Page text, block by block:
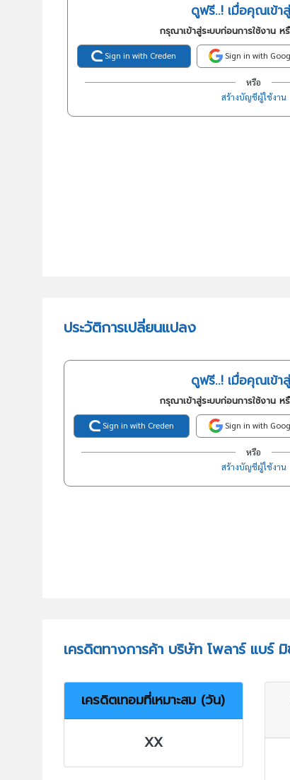
ดูฟรี..! เมื่อคุณเข้า
กรุณาเข้าสู่ระบบก่อนการใช้งาน
Sign in with Creden Sign in with
หรือ
สร้างบัญชีผู้ใช้งาน
ประวัติการเปลี่ยนแปลง
ดูฟรี..! เมื่อคุณเข้า
กรุณาเข้าสู่ระบบก่อนการใช้งาน
Sign in with Creden Sign in with
หรือ
สร้างบัญชีผู้ใช้งาน
เครดิตทางการค้า บริษัท โพลาร์ แบร์
เครดิตเทอมที่เหมาะสม (วัน)
XX